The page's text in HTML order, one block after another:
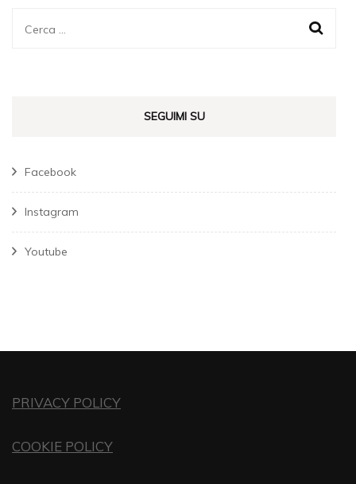
Ricerca
SEGUIMI SU
Facebook
Instagram
Youtube
PRIVACY POLICY
COOKIE POLICY